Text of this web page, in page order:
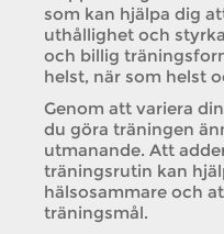
som kan hjälpa dig
uthållighet och
och billig
helst, när som helst
Genom att variera
du göra träningen
utmanande. Att
träningsrutin kan
hälsosammare och
träningsmål.